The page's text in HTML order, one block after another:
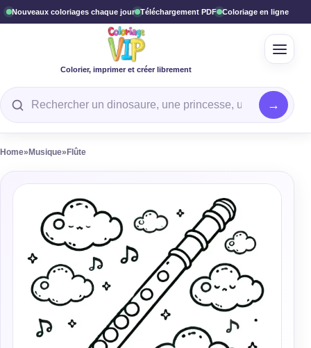
Nouveaux coloriages chaque jour Téléchargement PDF Coloriage en ligne
Colorier, imprimer et créer librement
Rechercher un coloriage
Home» Musique» Flûte